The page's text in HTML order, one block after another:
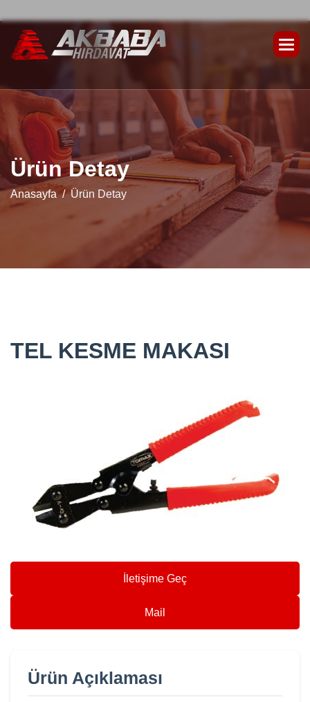
Ürün Detay
Anasayfa Ürün Detay
TEL KESME MAKASI
İletişime Geç
Mail
Ürün Açıklaması